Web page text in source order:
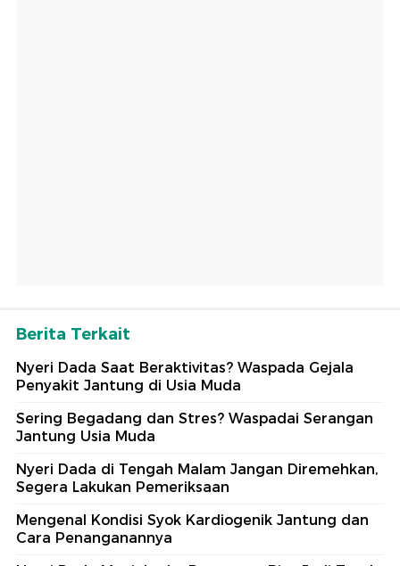
Berita Terkait
Nyeri Dada Saat Beraktivitas? Waspada Gejala
Penyakit Jantung di Usia Muda
Sering Begadang dan Stres? Waspadai Serangan
Jantung Usia Muda
Nyeri Dada di Tengah Malam Jangan Diremehkan,
Segera Lakukan Pemeriksaan
Mengenal Kondisi Syok Kardiogenik Jantung dan
Cara Penanganannya